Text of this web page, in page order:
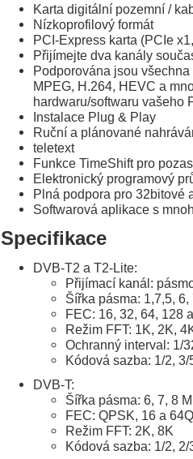
Karta digitální pozemní /
Nízkoprofilový formát
PCI-Express karta (PCIe
Přijímejte dva kanály
Podporována jsou
MPEG, H.264, HEVC a
hardwaru/softwaru vašeho
Instalace Plug & Play
Ruční a plánované
teletext
Funkce TimeShift pro
Elektronický programový
Plná podpora pro 32bitové
Softwarová aplikace s
Specifikace
DVB-T2 a T2-Lite:
Přijímací kanál:
Šířka pásma: 1,7,5, 6,
FEC: 16, 32, 64, 128
Režim FFT: 1K, 2K,
Ochranný interval: 1/
Kódová sazba: 1/2, 3/
DVB-T:
Šířka pásma: 6, 7, 8
FEC: QPSK, 16 a
Režim FFT: 2K, 8K
Kódová sazba: 1/2, 2/